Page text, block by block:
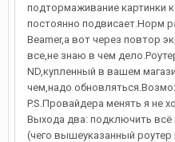
подтормаживание картинки
постоянно подвисает.Норм
Beamer,а вот через повтор
все,не знаю в чем
ND,купленный в вашем
чем,надо
P.S.Провайдера менять я не
Выхода два: подключить всё
(чего вышеуказанный роутер